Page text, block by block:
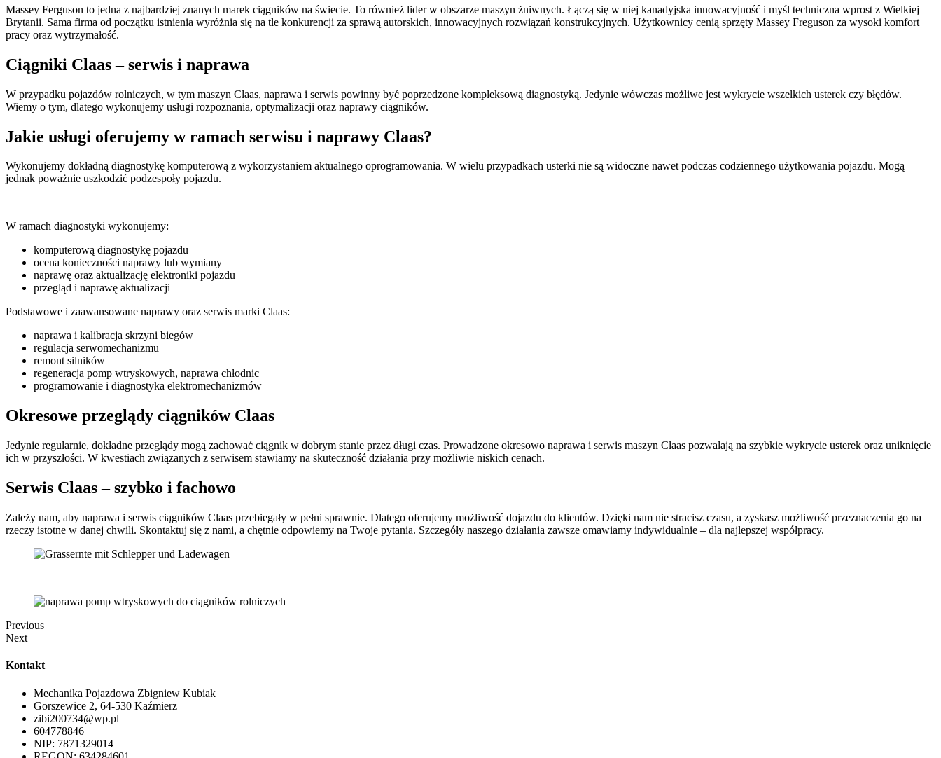
Massey Ferguson to jedna z najbardziej znanych marek ciągników na świecie. To również lider w obszarze maszyn żniwnych. Łączą się w niej kanadyjska innowacyjność i myśl techniczna wprost z Wielkiej
Brytanii. Sama firma od początku istnienia wyróżnia się na tle konkurencji za sprawą autorskich, innowacyjnych rozwiązań konstrukcyjnych. Użytkownicy cenią sprzęty Massey Freguson za wysoki komfort
pracy oraz wytrzymałość.
Ciągniki Claas – serwis i naprawa
W przypadku pojazdów rolniczych, w tym maszyn Claas, naprawa i serwis powinny być poprzedzone kompleksową diagnostyką. Jedynie wówczas możliwe jest wykrycie wszelkich usterek czy błędów.
Wiemy o tym, dlatego wykonujemy usługi rozpoznania, optymalizacji oraz naprawy ciągników.
Jakie usługi oferujemy w ramach serwisu i naprawy Claas?
Wykonujemy dokładną diagnostykę komputerową z wykorzystaniem aktualnego oprogramowania. W wielu przypadkach usterki nie są widoczne nawet podczas codziennego użytkowania pojazdu. Mogą
jednak poważnie uszkodzić podzespoły pojazdu.
W ramach diagnostyki wykonujemy:
komputerową diagnostykę pojazdu
ocena konieczności naprawy lub wymiany
naprawę oraz aktualizację elektroniki pojazdu
przegląd i naprawę aktualizacji
Podstawowe i zaawansowane naprawy oraz serwis marki Claas:
naprawa i kalibracja skrzyni biegów
regulacja serwomechanizmu
remont silników
regeneracja pomp wtryskowych, naprawa chłodnic
programowanie i diagnostyka elektromechanizmów
Okresowe przeglądy ciągników Claas
Jedynie regularnie, dokładne przeglądy mogą zachować ciągnik w dobrym stanie przez długi czas. Prowadzone okresowo naprawa i serwis maszyn Claas pozwalają na szybkie wykrycie usterek oraz uniknięcie
ich w przyszłości. W kwestiach związanych z serwisem stawiamy na skuteczność działania przy możliwie niskich cenach.
Serwis Claas – szybko i fachowo
Zależy nam, aby naprawa i serwis ciągników Claas przebiegały w pełni sprawnie. Dlatego oferujemy możliwość dojazdu do klientów. Dzięki nam nie stracisz czasu, a zyskasz możliwość przeznaczenia go na
rzeczy istotne w danej chwili. Skontaktuj się z nami, a chętnie odpowiemy na Twoje pytania. Szczegóły naszego działania zawsze omawiamy indywidualnie – dla najlepszej współpracy.
Previous
Next
Kontakt
Mechanika Pojazdowa Zbigniew Kubiak
Gorszewice 2, 64-530 Kaźmierz
zibi200734@wp.pl
604778846
NIP: 7871329014